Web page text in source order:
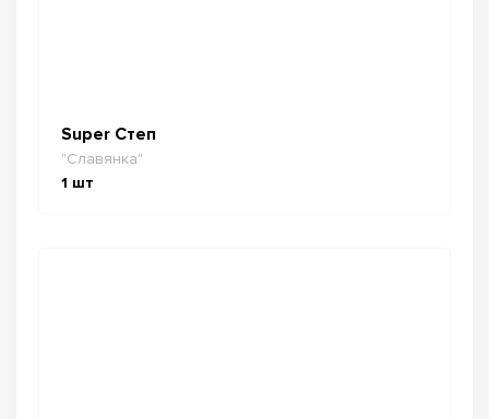
Super Степ
"Славянка"
1 шт